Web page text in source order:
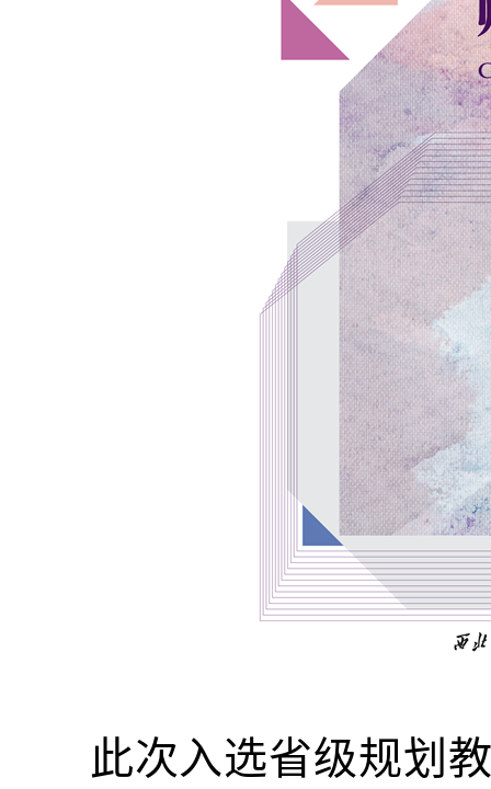
此次入选省级规划教